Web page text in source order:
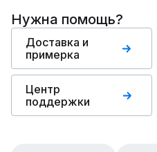
Нужна помощь?
Доставка и
примерка
Центр
поддержки